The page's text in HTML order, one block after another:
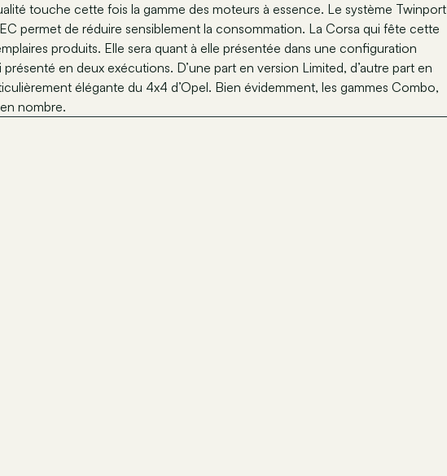
touche cette fois la gamme des moteurs à essence. Le système Twinport
permet de réduire sensiblement la consommation. La Corsa qui fête cette
produits. Elle sera quant à elle présentée dans une configuration
en deux exécutions. D’une part en version Limited, d’autre part en
élégante du 4x4 d’Opel. Bien évidemment, les gammes Combo,
nombre.